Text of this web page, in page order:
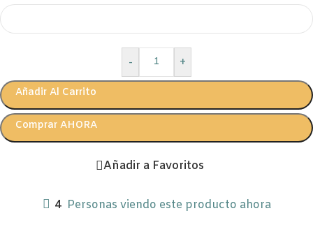
- +
Añadir Al Carrito
Comprar AHORA
Añadir a Favoritos
4 Personas viendo este producto ahora